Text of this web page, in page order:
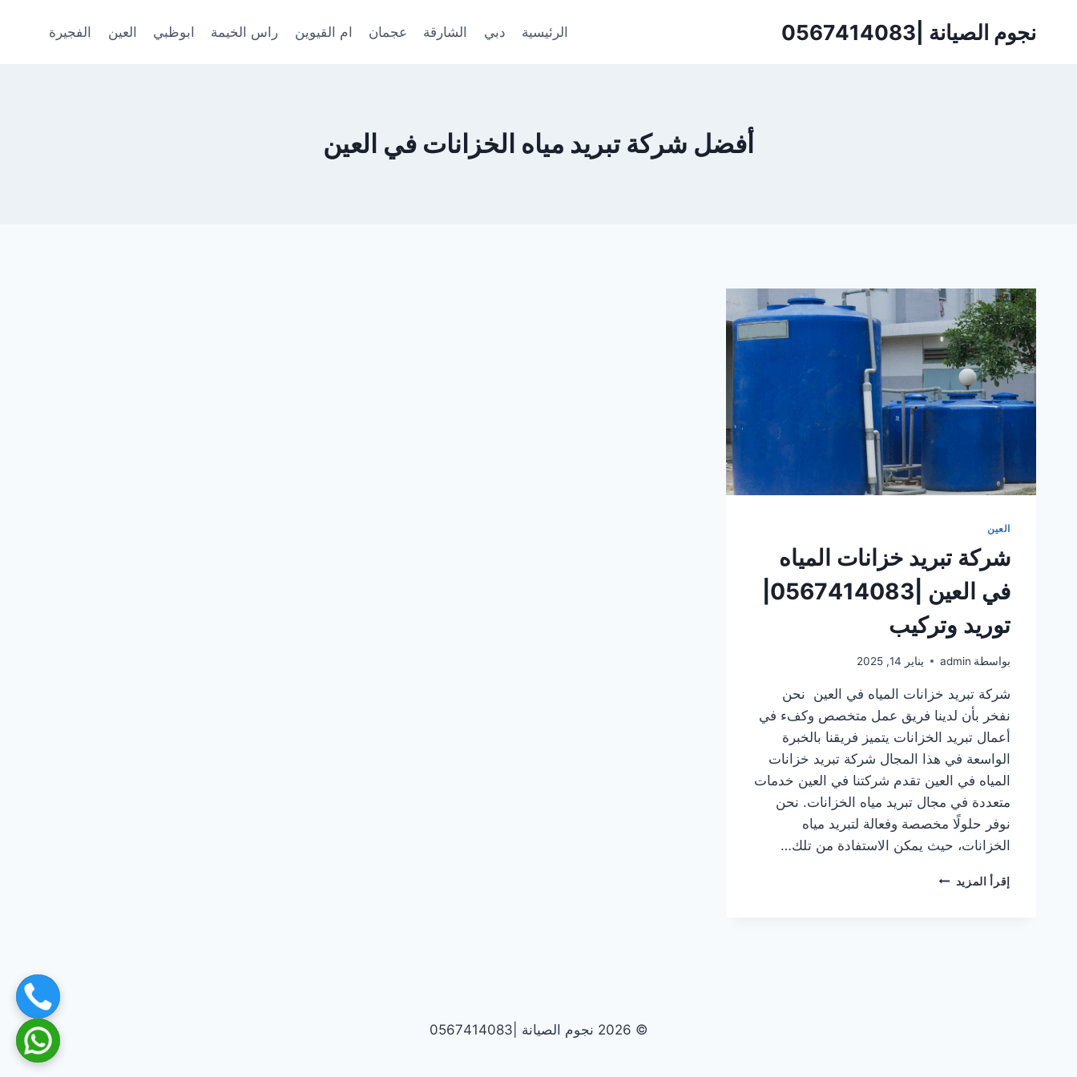
نجوم الصيانة |0567414083 الرئيسية دبي الشارقة عجمان ام القيوين راس الخيمة ابوظبي العين الفجيرة
أفضل شركة تبريد مياه الخزانات في العين
العين
شركة تبريد خزانات المياه
توريد وتركيب
بواسطة admin يناير 14, 2025
شركة تبريد خزانات المياه في العين نحن
نفخر بأن لدينا فريق عمل متخصص وكفء في
أعمال تبريد الخزانات يتميز فريقنا بالخبرة
الواسعة في هذا المجال شركة تبريد خزانات
المياه في العين تقدم شركتنا في العين خدمات
متعددة في مجال تبريد مياه الخزانات. نحن
نوفر حلولًا مخصصة وفعالة لتبريد مياه
الخزانات، حيث يمكن الاستفادة من تلك…
إقرأ المزيد شركة
© 2026 نجوم الصيانة |0567414083